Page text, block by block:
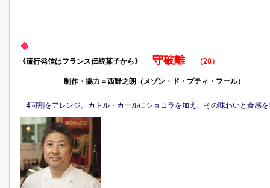
《流行発信はフランス伝統菓子から》 守破離 （28）
制作・協力＝西野之朗（メゾン・ド・プティ・フール）
4同割をアレンジ。カトル・カールにショコラを加え、その味わいと食感